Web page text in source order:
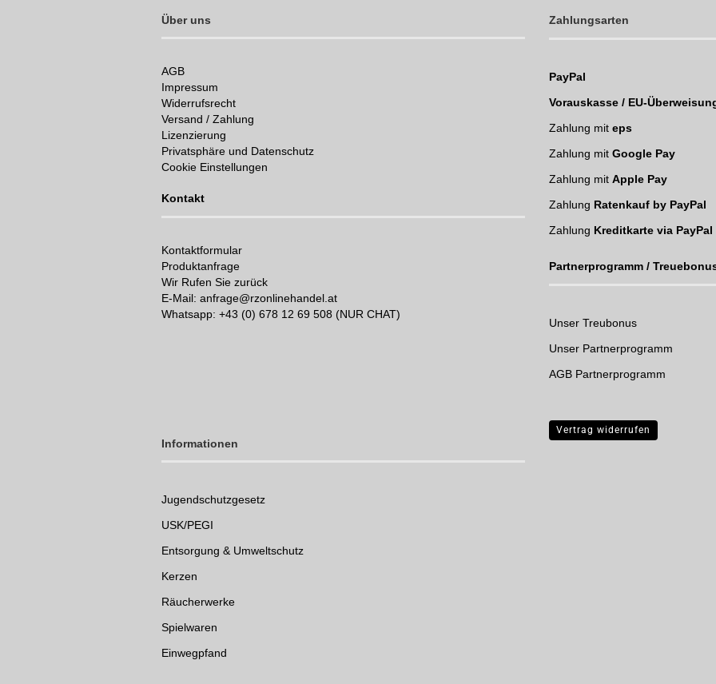
Über uns
AGB
Impressum
Widerrufsrecht
Versand / Zahlung
Lizenzierung
Privatsphäre und Datenschutz
Cookie Einstellungen
Kontakt
Kontaktformular
Produktanfrage
Wir Rufen Sie zurück
E-Mail: anfrage@rzonlinehandel.at
Whatsapp: +43 (0) 678 12 69 508 (NUR CHAT)
Zahlungsarten
PayPal
Vorauskasse / EU-
Zahlung mit eps
Zahlung mit Google Pay
Zahlung mit Apple Pay
Zahlung Ratenkauf by PayPal
Zahlung Kreditkarte via PayPal
Partnerprogramm /
Unser Treubonus
Unser Partnerprogramm
AGB Partnerprogramm
Informationen
Jugendschutzgesetz
USK/PEGI
Entsorgung & Umweltschutz
Kerzen
Räucherwerke
Spielwaren
Einwegpfand
Vertrag widerrufen